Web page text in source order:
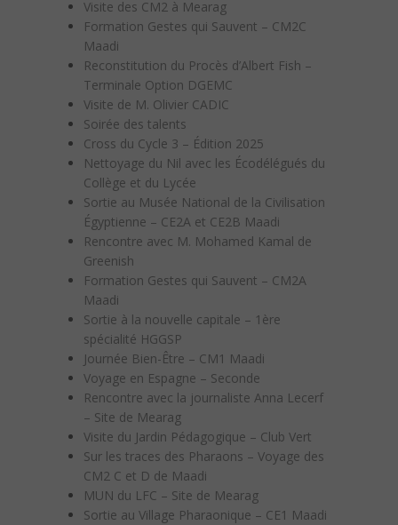
Visite des CM2 à Mearag
Formation Gestes qui Sauvent – CM2C
Maadi
Reconstitution du Procès d’Albert Fish –
Terminale Option DGEMC
Visite de M. Olivier CADIC
Soirée des talents
Cross du Cycle 3 – Édition 2025
Nettoyage du Nil avec les Écodélégués du
Collège et du Lycée
Sortie au Musée National de la Civilisation
Égyptienne – CE2A et CE2B Maadi
Rencontre avec M. Mohamed Kamal de
Greenish
Formation Gestes qui Sauvent – CM2A
Maadi
Sortie à la nouvelle capitale – 1ère
spécialité HGGSP
Journée Bien-Être – CM1 Maadi
Voyage en Espagne – Seconde
Rencontre avec la journaliste Anna Lecerf
– Site de Mearag
Visite du Jardin Pédagogique – Club Vert
Sur les traces des Pharaons – Voyage des
CM2 C et D de Maadi
MUN du LFC – Site de Mearag
Sortie au Village Pharaonique – CE1 Maadi